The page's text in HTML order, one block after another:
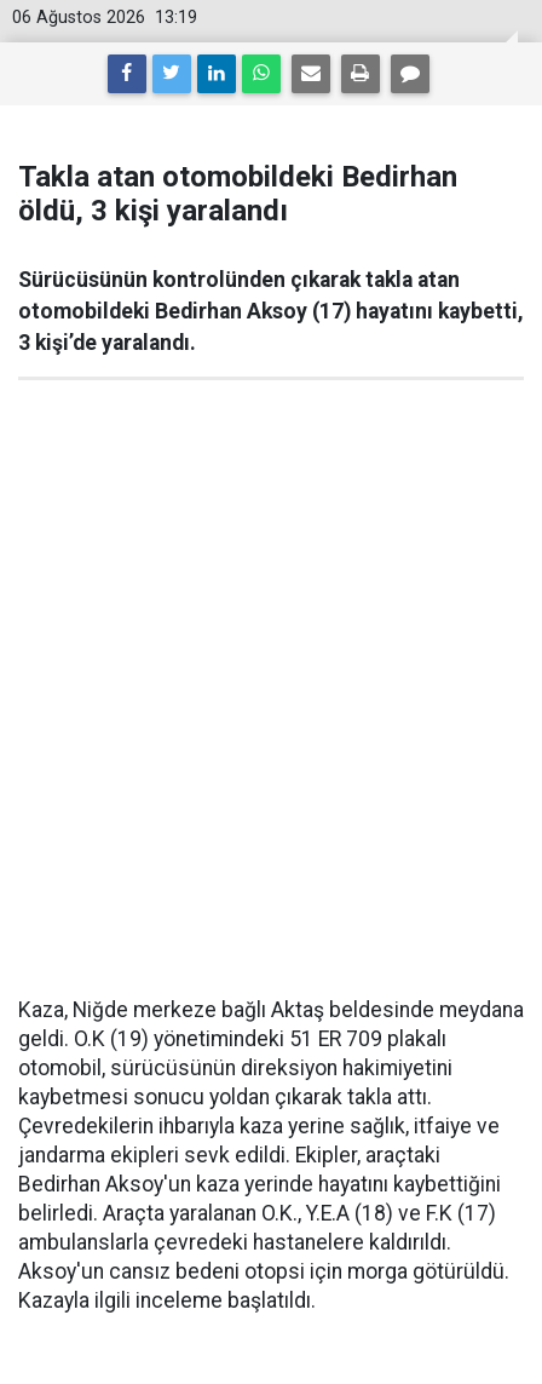
13:19
06 Ağustos 2026
Takla atan otomobildeki Bedirhan
öldü, 3 kişi yaralandı
Sürücüsünün kontrolünden çıkarak takla atan
otomobildeki Bedirhan Aksoy (17) hayatını kaybetti,
3 kişi’de yaralandı.
Kaza, Niğde merkeze bağlı Aktaş beldesinde meydana
geldi. O.K (19) yönetimindeki 51 ER 709 plakalı
otomobil, sürücüsünün direksiyon hakimiyetini
kaybetmesi sonucu yoldan çıkarak takla attı.
Çevredekilerin ihbarıyla kaza yerine sağlık, itfaiye ve
jandarma ekipleri sevk edildi. Ekipler, araçtaki
Bedirhan Aksoy'un kaza yerinde hayatını kaybettiğini
belirledi. Araçta yaralanan O.K., Y.E.A (18) ve F.K (17)
ambulanslarla çevredeki hastanelere kaldırıldı.
Aksoy'un cansız bedeni otopsi için morga götürüldü.
Kazayla ilgili inceleme başlatıldı.